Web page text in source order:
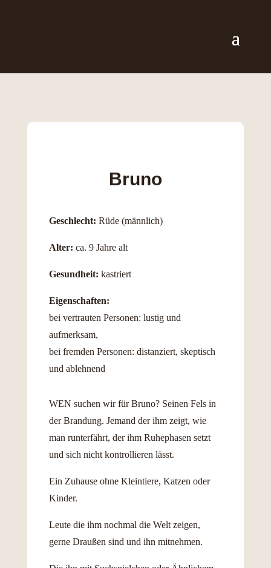
Bruno
Geschlecht: Rüde (männlich)
Alter: ca. 9 Jahre alt
Gesundheit: kastriert
Eigenschaften:
bei vertrauten Personen: lustig und
aufmerksam,
bei fremden Personen: distanziert, skeptisch
und ablehnend
WEN suchen wir für Bruno? Seinen Fels in
der Brandung. Jemand der ihm zeigt, wie
man runterfährt, der ihm Ruhephasen setzt
und sich nicht kontrollieren lässt.
Ein Zuhause ohne Kleintiere, Katzen oder
Kinder.
Leute die ihm nochmal die Welt zeigen,
gerne Draußen sind und ihn mitnehmen.